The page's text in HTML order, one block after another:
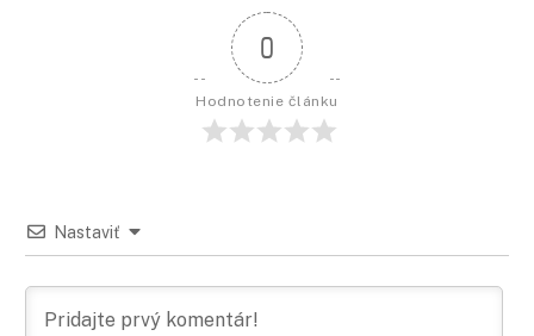
0
Hodnotenie článku
Nastaviť